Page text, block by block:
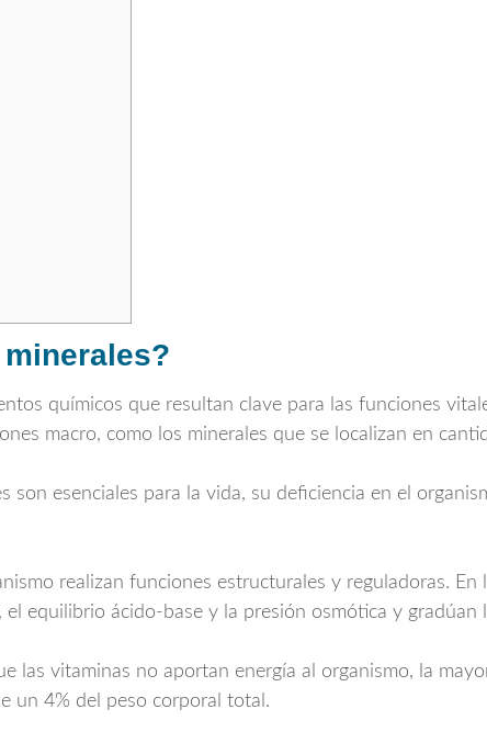
químicos que resultan clave para las funciones
macro, como los minerales que se localizan en
son esenciales para la vida, su deficiencia en el
realizan funciones estructurales y reguladoras.
el equilibrio ácido-base y la presión osmótica y gradúan
las vitaminas no aportan energía al organismo, la
un 4% del peso corporal total.